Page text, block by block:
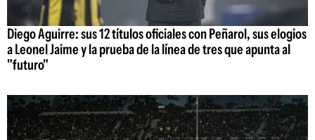
Diego Aguirre: sus 12 títulos oficiales con Peñarol, sus elogios
a Leonel Jaime y la prueba de la línea de tres que apunta al
"futuro"